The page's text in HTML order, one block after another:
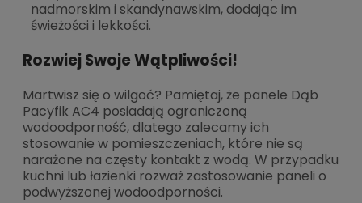
nadmorskim i skandynawskim, dodając im
świeżości i lekkości.
Rozwiej Swoje Wątpliwości!
Martwisz się o wilgoć? Pamiętaj, że panele Dąb
Pacyfik AC4 posiadają ograniczoną
wodoodporność, dlatego zalecamy ich
stosowanie w pomieszczeniach, które nie są
narażone na częsty kontakt z wodą. W przypadku
kuchni lub łazienki rozważ zastosowanie paneli o
podwyższonej wodoodporności.